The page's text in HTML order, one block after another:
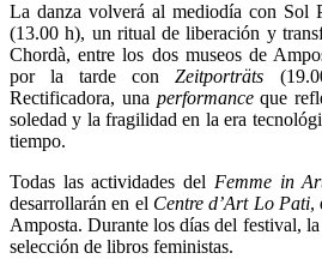
La danza volverá al mediodía con Sol
(13.00 h), un ritual de liberación y
Chordà, entre los dos museos de
por la tarde conZeitporträts
Rectificadora, una performanceque
soledad y la fragilidad en la era
tiempo.
Todas las actividades del Femme in
desarrollarán en el Centre d’Art Lo Pati,
Amposta. Durante los días del festival,
selección de libros feministas.